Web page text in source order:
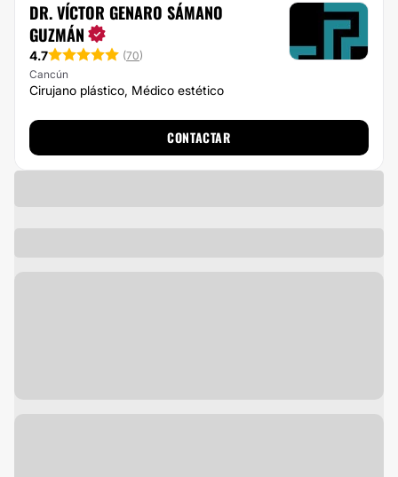
DR. VÍCTOR GENARO SÁMANO
GUZMÁN
4.7 (70)
Cancún
Cirujano plástico, Médico estético
CONTACTAR